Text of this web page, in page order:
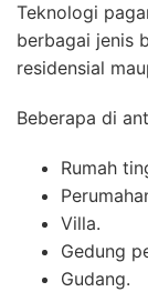
Teknologi
berbagai jenis
residensial
Beberapa di
Rumah
Villa.
Gedung
Gudang.